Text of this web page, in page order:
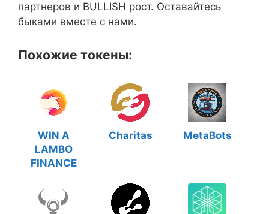
партнеров и BULLISH рост. Оставайтесь
быками вместе с нами.
Похожие токены:
WIN A
LAMBO
FINANCE
Charitas MetaBots